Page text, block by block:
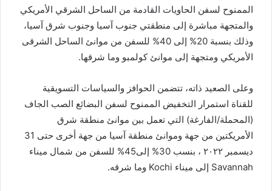
الممنوح لسفن الحاويات القادمة من الساحل الشرقي الأمريكي
والمتجهة مباشرة إلى منطقتي جنوب آسيا وجنوب شرق آسيا،
وذلك بنسبة 20% إلى 40% للسفن من موانئ الساحل الشرقى
الأمريكي ومتجهة إلى موانئ كولمبو وما شرقها.
وعلى الصعيد ذاته، تتضمن الحوافز والسياسات التسويقية
للقناة استمرار التخفيض الممنوح لسفن البضائع الصب الجاف
(المحملة/الفارغة) التي تعمل بين موانئ منطقة شرق
الأمريكتين من جهة وموانئ منطقة آسيا من جهة أخرى حتى 31
ديسمبر ٢٠٢٢ ، بنسب 30% إلى45% للسفن من شمال ميناء
Savannah إلى ميناء Kochi وما شرقه.